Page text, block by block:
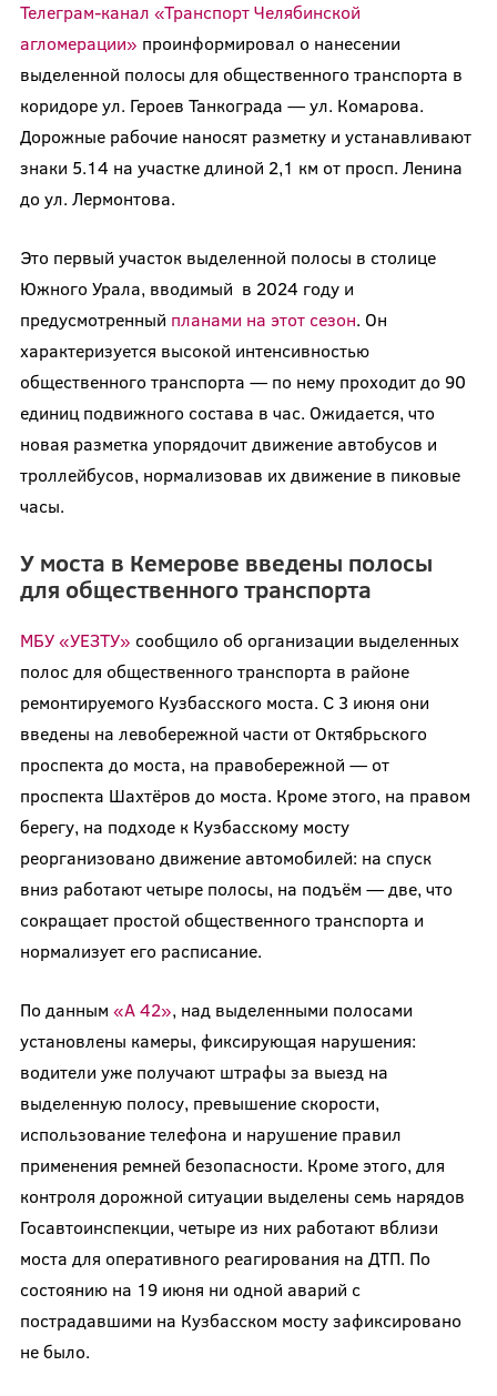
Телеграм-канал «Транспорт Челябинской
агломерации» проинформировал о нанесении
выделенной полосы для общественного транспорта в
коридоре ул. Героев Танкограда — ул. Комарова.
Дорожные рабочие наносят разметку и устанавливают
знаки 5.14 на участке длиной 2,1 км от просп. Ленина
до ул. Лермонтова.
Это первый участок выделенной полосы в столице
Южного Урала, вводимый в 2024 году и
предусмотренный планами на этот сезон. Он
характеризуется высокой интенсивностью
общественного транспорта — по нему проходит до 90
единиц подвижного состава в час. Ожидается, что
новая разметка упорядочит движение автобусов и
троллейбусов, нормализовав их движение в пиковые
часы.
У моста в Кемерове введены полосы
для общественного транспорта
МБУ «УЕЗТУ» сообщило об организации выделенных
полос для общественного транспорта в районе
ремонтируемого Кузбасского моста. С 3 июня они
введены на левобережной части от Октябрьского
проспекта до моста, на правобережной — от
проспекта Шахтёров до моста. Кроме этого, на правом
берегу, на подходе к Кузбасскому мосту
реорганизовано движение автомобилей: на спуск
вниз работают четыре полосы, на подъём — две, что
сокращает простой общественного транспорта и
нормализует его расписание.
По данным «А 42», над выделенными полосами
установлены камеры, фиксирующая нарушения:
водители уже получают штрафы за выезд на
выделенную полосу, превышение скорости,
использование телефона и нарушение правил
применения ремней безопасности. Кроме этого, для
контроля дорожной ситуации выделены семь нарядов
Госавтоинспекции, четыре из них работают вблизи
моста для оперативного реагирования на ДТП. По
состоянию на 19 июня ни одной аварий с
пострадавшими на Кузбасском мосту зафиксировано
не было.